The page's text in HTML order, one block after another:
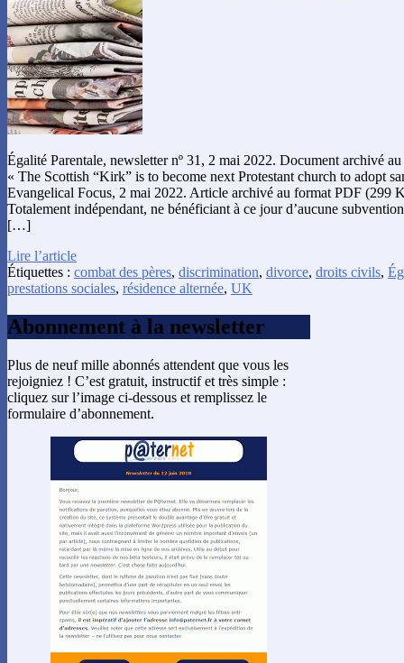
Égalité Parentale, newsletter nº 31, 2 mai 2022. Document archivé
« The Scottish “Kirk” is to become next Protestant church to adopt
Evangelical Focus, 2 mai 2022. Article archivé au format PDF (299
Totalement indépendant, ne bénéficiant à ce jour d’aucune
[…]
Lire l’article
Étiquettes : combat des pères, discrimination, divorce, droits civils,
prestations sociales, résidence alternée, UK
Abonnement à la newsletter
Plus de neuf mille abonnés attendent que vous les
rejoigniez ! C’est gratuit, instructif et très simple :
cliquez sur l’image ci-dessous et remplissez le
formulaire d’abonnement.